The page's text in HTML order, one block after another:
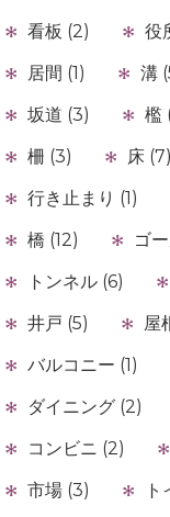
看板 (2) 役
居間 (1)
溝
坂道 (3)
檻
柵 (3)
床 (7)
行き止まり (1)
橋 (12)
ゴ
トンネル (6)
井戸 (5)
屋
バルコニー (1)
ダイニング (2)
コンビニ (2)
市場 (3)